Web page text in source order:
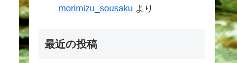
morimizu_sousaku より
最近の投稿